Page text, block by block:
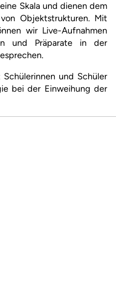
Skala und dienen dem
Objektstrukturen. Mit
wir Live-Aufnahmen
und Präparate in der
und Schüler
bei der Einweihung der